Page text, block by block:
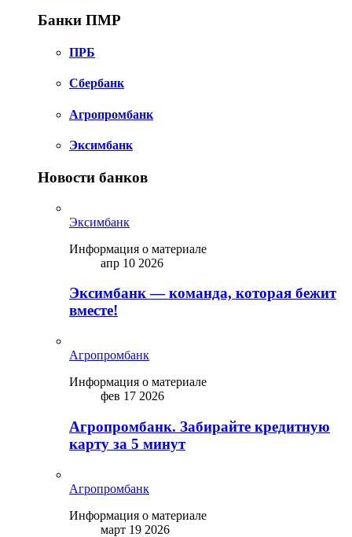
Банки ПМР
ПРБ
Сбербанк
Агропромбанк
Эксимбанк
Новости банков
Эксимбанк
Информация о материале
апр 10 2026
Эксимбанк — команда, которая бежит
вместе!
Агропромбанк
Информация о материале
фев 17 2026
Агропромбанк. Забирайте кредитную
карту за 5 минут
Агропромбанк
Информация о материале
март 19 2026